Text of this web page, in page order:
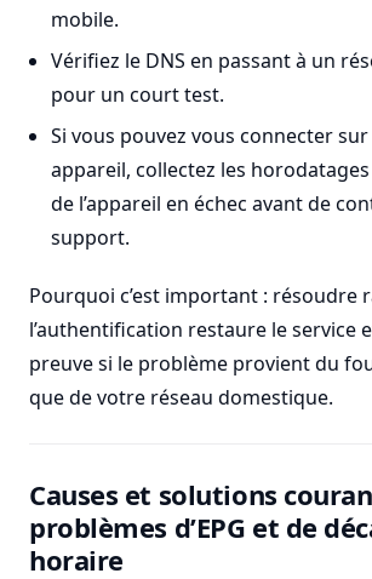
mobile.
Vérifiez le DNS en passant à un
pour un court test.
Si vous pouvez vous connecter
appareil, collectez les
de l’appareil en échec avant de
support.
Pourquoi c’est important : résoudre
l’authentification restaure le service
preuve si le problème provient du
que de votre réseau domestique.
Causes et solutions
problèmes d’EPG et de
horaire